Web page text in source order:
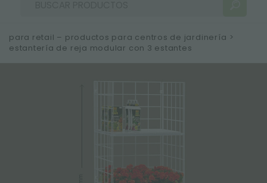
para retail – productos para centros de jardinería >
estantería de reja modular con 3 estantes